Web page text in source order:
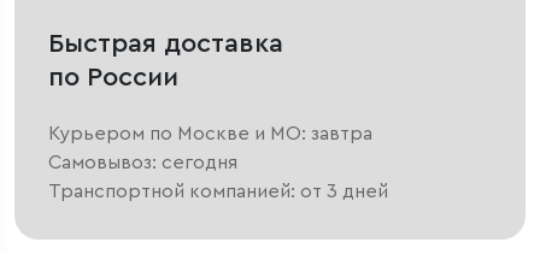
Быстрая доставка
по России
Курьером по Москве и МО: завтра
Самовывоз: сегодня
Транспортной компанией: от 3 дней